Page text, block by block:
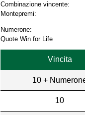
Combinazione vincente:
Montepremi:
Numerone:
Quote Win for Life
Vincita
10 +
10